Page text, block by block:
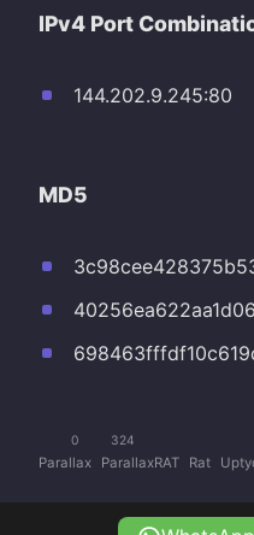
IPv4 Port
144.202.9.245:80
MD5
0 324
Parallax ParallaxRAT Rat